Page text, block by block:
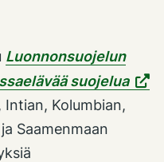
Luonnonsuojelun
suojelua
Kolumbian,
Saamenmaan